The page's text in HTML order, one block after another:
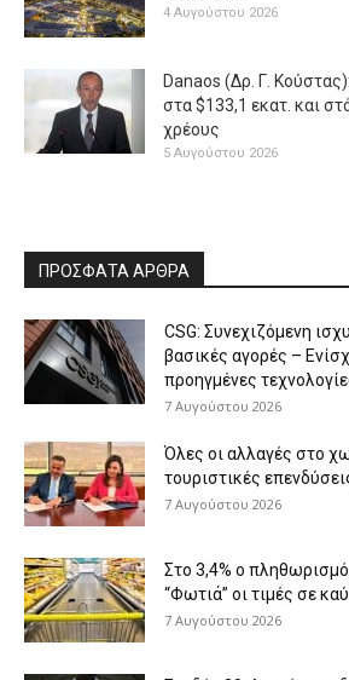
4 Αυγούστου 2026
Danaos (Δρ. Γ.
στα $133,1 εκατ. και
χρέους
5 Αυγούστου 2026
ΠΡΟΣΦΑΤΑ ΑΡΘΡΑ
CSG: Συνεχιζόμενη
βασικές αγορές –
προηγμένες
7 Αυγούστου 2026
Όλες οι αλλαγές στο
τουριστικές
7 Αυγούστου 2026
Στο 3,4% ο
“Φωτιά” οι τιμές σε
7 Αυγούστου 2026